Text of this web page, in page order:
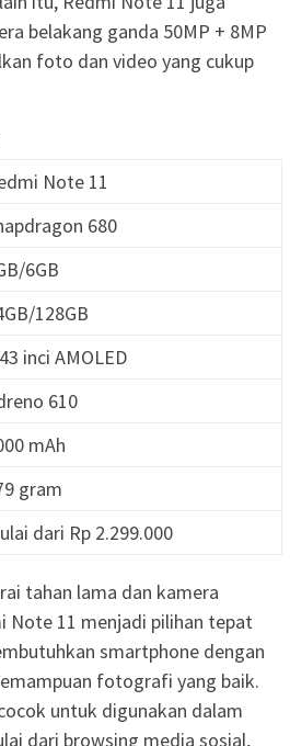
belakang ganda 50MP + 8MP
foto dan video yang cukup
Note 11
680
6GB
128GB
inci AMOLED
610
mAh
gram
dari Rp 2.299.000
tahan lama dan kamera
Note 11 menjadi pilihan tepat
smartphone dengan
fotografi yang baik.
untuk digunakan dalam
dari browsing media sosial,